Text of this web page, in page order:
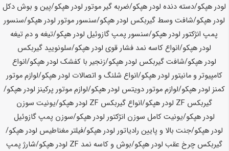
لودر هپکو/دسته دنده لودر هپکو/ضربه گیر موتور لودر هپکو/پین و بوش دکل
لودر هپکو/شافت وسط گیربکس لودر هپکو/سنسور موتور لودر هپکو/سنسور
پمپ انژکتور لودر هپکو/سنسور پمپ گازوئیل لودر هپکو/تیغه و دم تیغه
لودر هپکو/انواع کاسه نمد فشار قوی لودر هپکو/سلونویید گیربکس
لودر هپکو/شافت گیربکس لودر هپکو/زنجیر با کفشک لودر هپکو/انواع
کامپیوتر و مانیتور لودر هپکو/انواع شلنگ و اتصالات لودر هپکو/لوازم موتور
کمنز لودر هپکو/لوازم موتور دویتس لودر هپکو/لوازم موتور پرکینز لودر هپکو/
گیربکس ZF لودر هپکو/انواع گیربکس ZF لودر هپکو/یونیت سوزن
لودر هپکو/یونیت کامل سوزن انژکتور لودر هپکو/سوزن پمپ گازوئیل
لودر هپکو/جنت بالا و پایین رادیاتور لودر هپکو/فیلتر مغناطیس لودر هپکو/
گیربکس چرخ عقب لودر هپکو/بوش و کاسه نمد ZF لودر هپکو/شارژ پمپ